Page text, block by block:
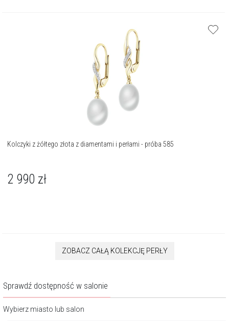
Kolczyki z żółtego złota z diamentami i perłami - próba 585
2 990 zł
ZOBACZ CAŁĄ KOLEKCJĘ PERŁY
Sprawdź dostępność w salonie
Wybierz miasto lub salon